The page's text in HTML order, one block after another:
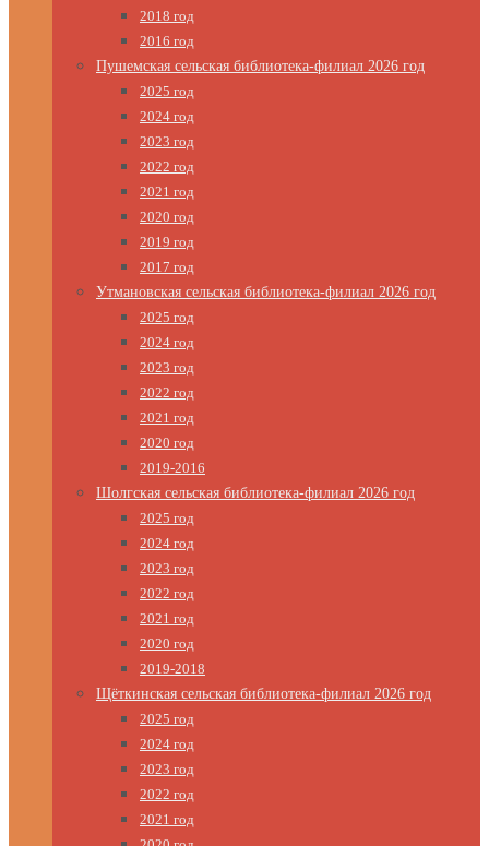
2018 год
2016 год
Пушемская сельская библиотека-филиал 2026 год
2025 год
2024 год
2023 год
2022 год
2021 год
2020 год
2019 год
2017 год
Утмановская сельская библиотека-филиал 2026 год
2025 год
2024 год
2023 год
2022 год
2021 год
2020 год
2019-2016
Шолгская сельская библиотека-филиал 2026 год
2025 год
2024 год
2023 год
2022 год
2021 год
2020 год
2019-2018
Щёткинская сельская библиотека-филиал 2026 год
2025 год
2024 год
2023 год
2022 год
2021 год